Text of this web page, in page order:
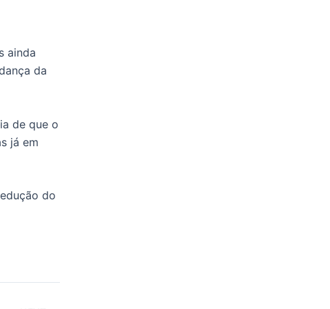
ainda
da
de que o
já em
do